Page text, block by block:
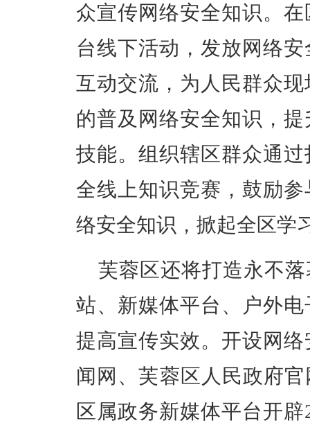
众宣传网络安全知识。
台线下活动，发放网络
互动交流，为人民群众
的普及网络安全知识，
技能。组织辖区群众通
全线上知识竞赛，鼓励
络安全知识，掀起全区学
芙蓉区还将打造永不
站、新媒体平台、户外
提高宣传实效。开设网
闻网、芙蓉区人民政府
区属政务新媒体平台开